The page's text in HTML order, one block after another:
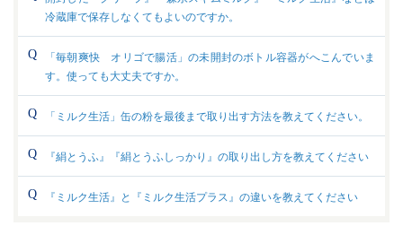
冷蔵庫で保存しなくてもよいのですか。
「毎朝爽快 オリゴで腸活」の未開封のボトル容器がへこんでいま
す。使っても大丈夫ですか。
「ミルク生活」缶の粉を最後まで取り出す方法を教えてください。
『絹とうふ』『絹とうふしっかり』の取り出し方を教えてください
『ミルク生活』と『ミルク生活プラス』の違いを教えてください